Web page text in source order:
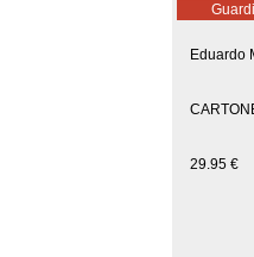
Eduardo
29.95 €